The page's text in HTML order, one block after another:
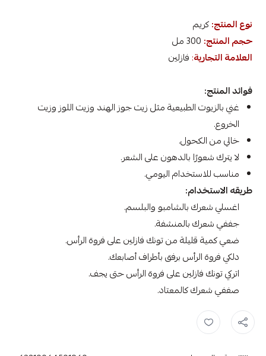
نوع المنتج:كريم
حجم المنتج:
العلامة التجارية: فازلين
فوائد المنتج:
غني بالزيوت الطبيعية مثل زيت جوز الهند وزيت اللوز وزيت
الخروع.
خالي من الكحول.
لا يترك شعورًا بالدهون على الشعر.
مناسب للاستخدام اليومي.
طريقه الاستخدام:
اغسلي شعرك بالشامبو والبلسم.
جففي شعرك بالمنشفة.
ضعي كمية قليلة من تونك فازلين على فروة الرأس.
دلكي فروة الرأس برفق بأطراف أصابعك.
اتركي تونك فازلين على فروة الرأس حتى يجف.
صففي شعرك كالمعتاد.
فازلين تونك , فازلين للشعر ,